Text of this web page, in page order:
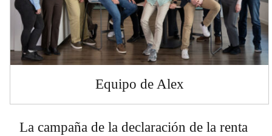
Equipo de Alex
La campaña de la declaración de la renta